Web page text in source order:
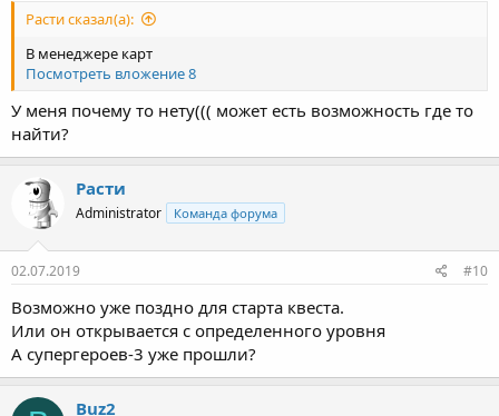
Расти сказал(а):
В менеджере карт
Посмотреть вложение 8
У меня почему то нету((( может есть возможность где то
найти?
Расти
Administrator Команда форума
02.07.2019 #10
Возможно уже поздно для старта квеста.
Или он открывается с определенного уровня
А супергероев-3 уже прошли?
Buz2